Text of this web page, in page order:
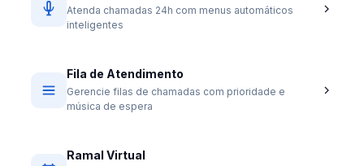
Atenda chamadas 24h com menus automáticos
inteligentes
Fila de Atendimento
Gerencie filas de chamadas com prioridade e
música de espera
Ramal Virtual